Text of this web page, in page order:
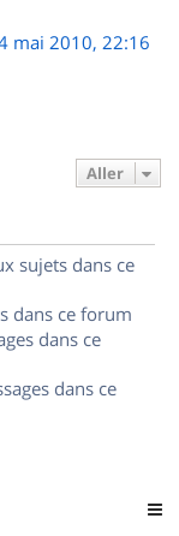
mai 2010, 22:16
Aller
sujets dans ce
dans ce forum
dans ce
dans ce